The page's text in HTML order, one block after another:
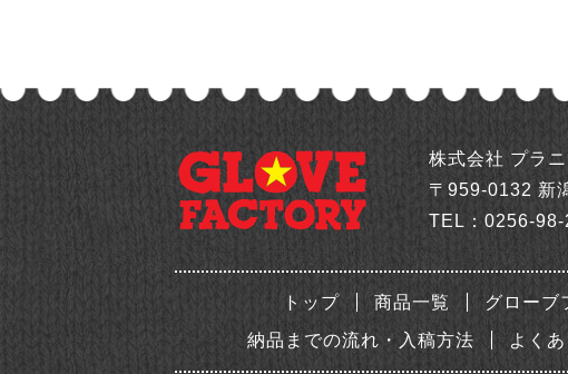
株式会社 プラ
〒959-0132 新
TEL： 0256-98-
トップ 商品一覧 グローブ
納品までの流れ・入稿方法
よく